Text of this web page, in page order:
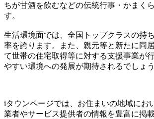
ちが甘酒を飲むなどの伝統行事・かまく
す。
生活環境面では、全国トップクラスの持
率を誇ります。また、親元等と新たに同
て世帯の住宅取得等に対する支援事業が
やすい環境への発展が期待されるでしょう
iタウンページでは、お住まいの地域にお
業者やサービス提供者の情報を豊富に掲